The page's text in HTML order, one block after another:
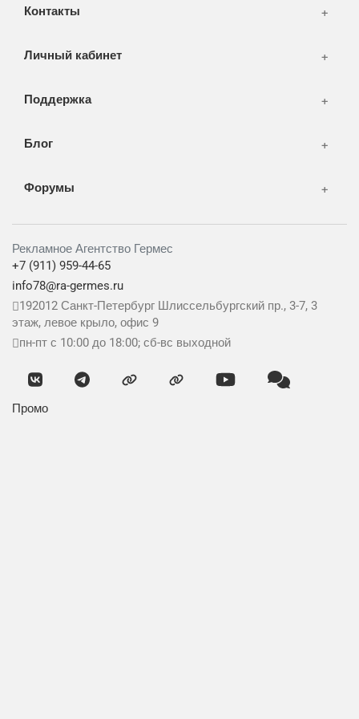
Контакты
Личный кабинет
Поддержка
Блог
Форумы
Рекламное Агентство Гермес
+7 (911) 959-44-65
info78@ra-germes.ru
192012 Санкт-Петербург Шлиссельбургский пр., 3-7, 3
этаж, левое крыло, офис 9
пн-пт с 10:00 до 18:00; сб-вс выходной
Промо